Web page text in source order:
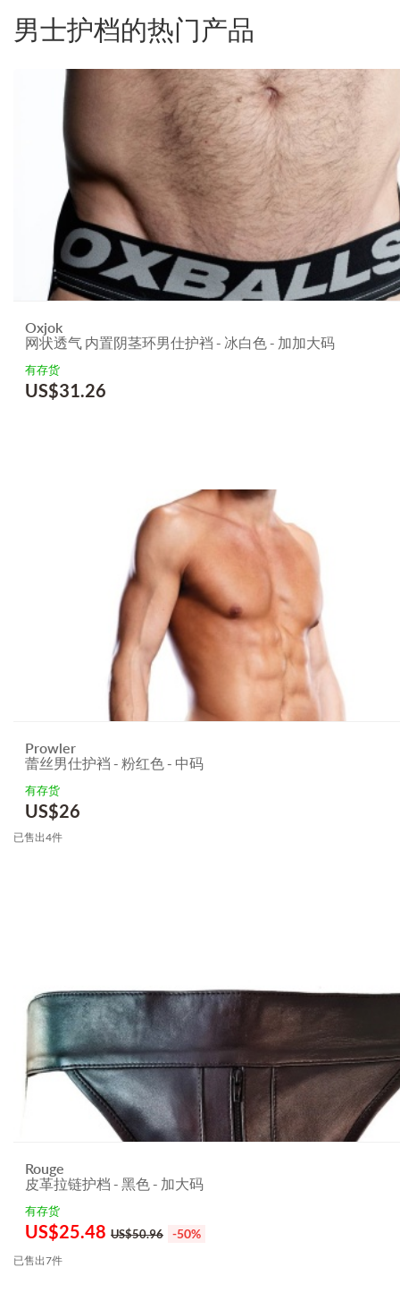
男士护档的热门产品
Oxjok
网状透气 内置阴茎环男仕护裆 - 冰白色 - 加加大码
有存货
US$31.26
Prowler
蕾丝男仕护裆 - 粉红色 - 中码
有存货
US$26
已售出4件
Rouge
皮革拉链护档 - 黑色 - 加大码
有存货
US$25.48 US$50.96 -50%
已售出7件